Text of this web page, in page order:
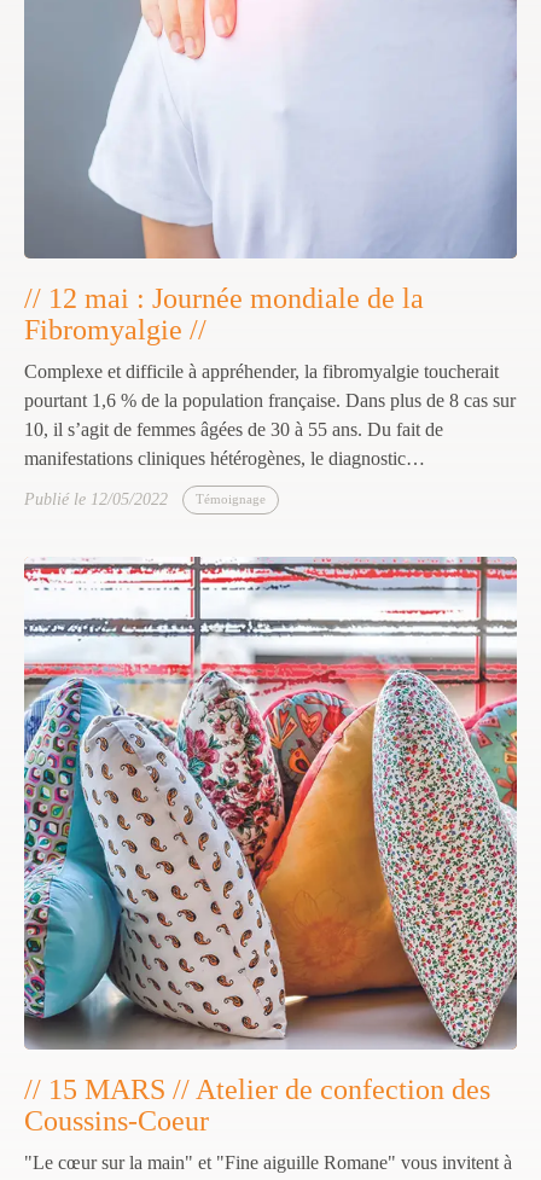
// 12 mai : Journée mondiale de la
Fibromyalgie //
Complexe et difficile à appréhender, la fibromyalgie toucherait
pourtant 1,6 % de la population française. Dans plus de 8 cas sur
10, il s’agit de femmes âgées de 30 à 55 ans. Du fait de
manifestations cliniques hétérogènes, le diagnostic…
Publié le 12/05/2022 Témoignage
// 15 MARS // Atelier de confection des
Coussins-Coeur
"Le cœur sur la main" et "Fine aiguille Romane" vous invitent à